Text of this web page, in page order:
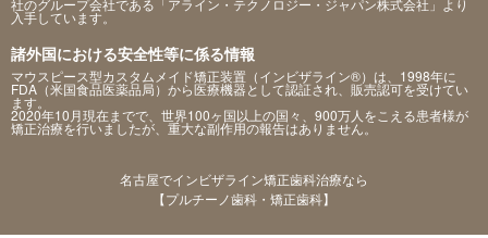
社のグループ会社である「アライン・テクノロジー・ジャパン株式会社」より
入手しています。
諸外国における安全性等に係る情報
マウスピース型カスタムメイド矯正装置（インビザライン®）は、1998年に
FDA（米国食品医薬品局）から医療機器として認証され、販売認可を受けてい
ます。
2020年10月現在までで、世界100ヶ国以上の国々、900万人をこえる患者様が
矯正治療を行いましたが、重大な副作用の報告はありません。
名古屋でインビザライン矯正歯科治療なら
【プルチーノ歯科・矯正歯科】